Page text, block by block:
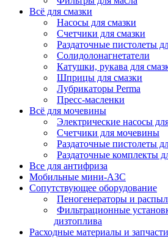
Всё для смазки
Насосы для смазки
Счетчики для смазки
Раздаточные пистолеты
Солидолонагнетатели
Катушки, рукава для
Шприцы для смазки
Лубрикаторы Perma
Пресс-масленки
Всё для мочевины
Электрические насосы
Счетчики для мочевины
Раздаточные пистолеты
Раздаточные комплекты
Все для антифриза
Мобильные мини-АЗС
Сопутствующее оборудование
Пеногенераторы и
Фильтрационные
дизтоплива
Расходные материалы и запчасти